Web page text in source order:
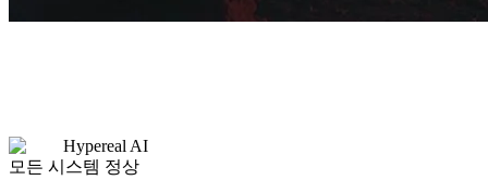
Hypereal AI
모든 시스템 정상